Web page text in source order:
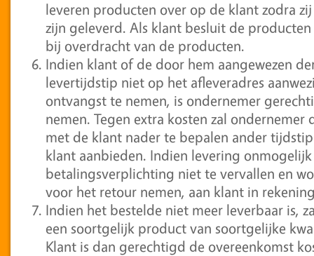
leveren producten over op de klant zodra
zijn geleverd. Als klant besluit de
bij overdracht van de producten.
Indien klant of de door hem aangewezen
levertijdstip niet op het afleveradres
ontvangst te nemen, is ondernemer
nemen. Tegen extra kosten zal
met de klant nader te bepalen ander
klant aanbieden. Indien levering
betalingsverplichting niet te vervallen en
voor het retour nemen, aan klant in
Indien het bestelde niet meer leverbaar is,
een soortgelijk product van soortgelijke
Klant is dan gerechtigd de overeenkomst